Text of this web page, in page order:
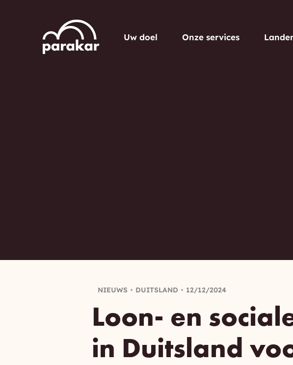
Uw doel Onze services
NIEUWS DUITSLAND 12/12/2024
Loon- en
in Duitsland